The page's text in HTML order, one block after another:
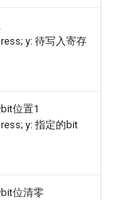
y: 待写入寄存
位置1
y: 指定的bit
位清零